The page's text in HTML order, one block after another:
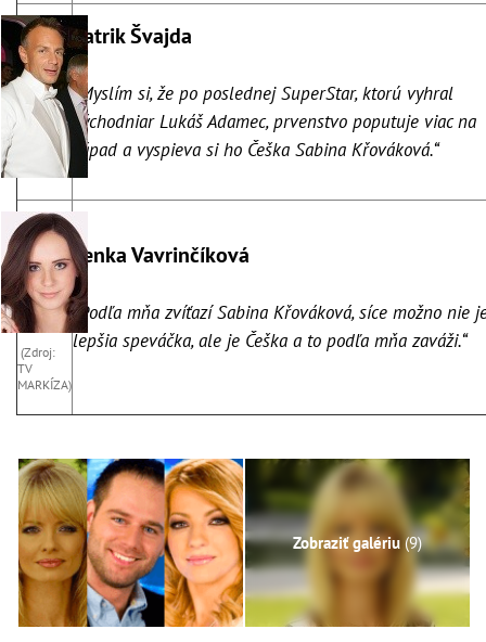
Patrik Švajda
„Myslím si, že po poslednej SuperStar, ktorú vyhral
východniar Lukáš Adamec, prvenstvo poputuje viac na
západ a vyspieva si ho Češka Sabina Křováková.“
(Zdroj:
TV
MARKÍZA)
Lenka Vavrinčíková
„Podľa mňa zvíťazí Sabina Křováková, síce možno nie
lepšia speváčka, ale je Češka a to podľa mňa zaváži.“
Zobraziť galériu (9)